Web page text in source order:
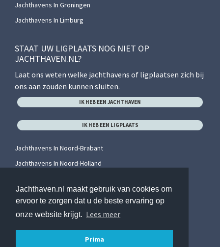
Jachthaven.nl maakt gebruik van cookies om
ervoor te zorgen dat u de beste ervaring op
onze website krijgt. Lees meer
Prima
Jachthavens In Groningen
Jachthavens In Limburg
STAAT UW LIGPLAATS NOG NIET OP
JACHTHAVEN.NL?
Laat ons weten welke jachthavens of ligplaatsen zich bij
ons aan zouden kunnen sluiten.
IK HEB EEN JACHTHAVEN
IK HEB EEN LIGPLAATS
Jachthavens In Noord-Brabant
Jachthavens In Noord-Holland
Jachthavens In Utrecht